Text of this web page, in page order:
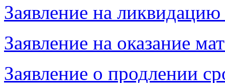
Заявление на
Заявление на оказание
Заявление о продлении